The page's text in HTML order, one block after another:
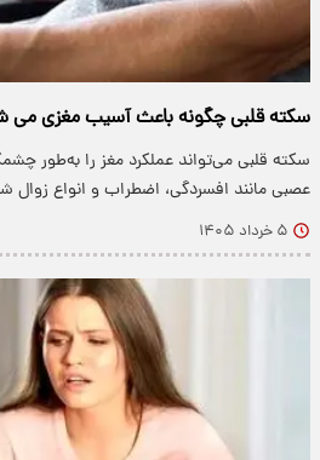
سکته قلبی چگونه باعث آسیب مغزی می
سکته قلبی می‌تواند عملکرد مغز را به‌طور
عصبی مانند افسردگی، اضطراب و انواع زوال
۵ خرداد ۱۴۰۵